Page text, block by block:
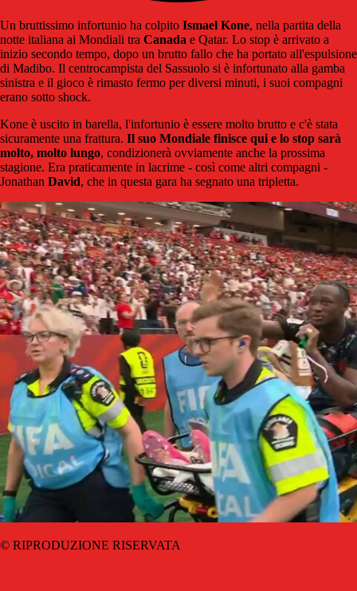
Un bruttissimo infortunio ha colpito Ismael Kone, nella partita della
notte italiana ai Mondiali tra Canada e Qatar. Lo stop è arrivato a
inizio secondo tempo, dopo un brutto fallo che ha portato all'espulsione
di Madibo. Il centrocampista del Sassuolo si è infortunato alla gamba
sinistra e il gioco è rimasto fermo per diversi minuti, i suoi compagni
erano sotto shock.
Kone è uscito in barella, l'infortunio è essere molto brutto e c'è stata
sicuramente una frattura. Il suo Mondiale finisce qui e lo stop sarà
molto, molto lungo, condizionerà ovviamente anche la prossima
stagione. Era praticamente in lacrime - così come altri compagni -
Jonathan David, che in questa gara ha segnato una tripletta.
© RIPRODUZIONE RISERVATA